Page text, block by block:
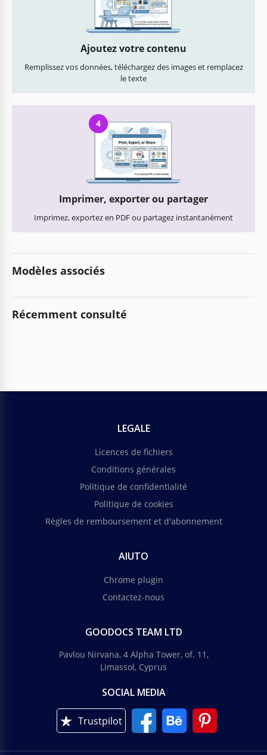
Ajoutez votre contenu
Remplissez vos données, téléchargez des images et remplacez
le texte
4
Imprimer, exporter ou partager
Imprimez, exportez en PDF ou partagez instantanément
Modèles associés
Récemment consulté
LEGALE
Licences de fichiers
Conditions générales
Politique de confidentialité
Politique de cookies
Règles de remboursement et d'abonnement
AIUTO
Chrome plugin
Contactez-nous
GOODOCS TEAM LTD
Pavlou Nirvana, 4 Alpha Tower, of. 11,
Limassol, Cyprus
SOCIAL MEDIA
Trustpilot